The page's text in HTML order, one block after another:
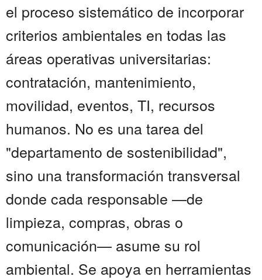
el proceso sistemático de incorporar
criterios ambientales en todas las
áreas operativas universitarias:
contratación, mantenimiento,
movilidad, eventos, TI, recursos
humanos. No es una tarea del
"departamento de sostenibilidad",
sino una transformación transversal
donde cada responsable —de
limpieza, compras, obras o
comunicación— asume su rol
ambiental. Se apoya en herramientas